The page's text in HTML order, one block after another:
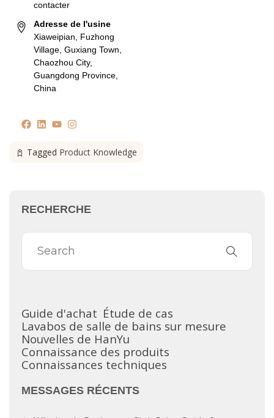
contacter
Adresse de l'usine
Xiaweipian, Fuzhong
Village, Guxiang Town,
Chaozhou City,
Guangdong Province,
China
Tagged Product Knowledge
RECHERCHE
Guide d'achat Étude de cas
Lavabos de salle de bains sur mesure
Nouvelles de HanYu
Connaissance des produits
Connaissances techniques
MESSAGES RÉCENTS